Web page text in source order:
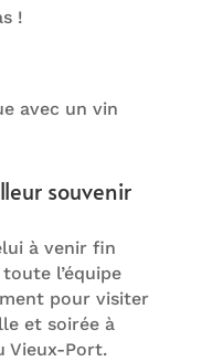
!
avec un vin
souvenir
à venir fin
l’équipe
pour visiter
et soirée à
Vieux-Port.